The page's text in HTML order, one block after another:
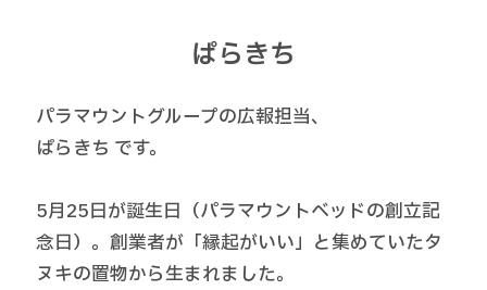
ぱらきち
パラマウントグループの広報担当、
ぱらきち です。
5月25日が誕生日（パラマウントベッドの創立記
念日）。創業者が「縁起がいい」と集めていたタ
ヌキの置物から生まれました。